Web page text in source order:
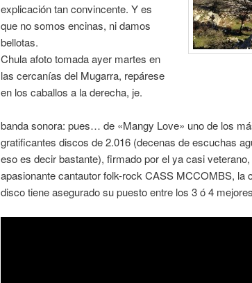
explicación tan convincente. Y es
que no somos encinas, ni damos
bellotas.
Chula afoto tomada ayer martes en
las cercanías del Mugarra, repárese
en los caballos a la derecha, je.
banda sonora: pues… de «Mangy Love» uno de los
gratificantes discos de 2.016 (decenas de escuchas
eso es decir bastante), firmado por el ya casi
apasionante cantautor folk-rock CASS MCCOMBS, la
disco tiene asegurado su puesto entre los 3 ó 4